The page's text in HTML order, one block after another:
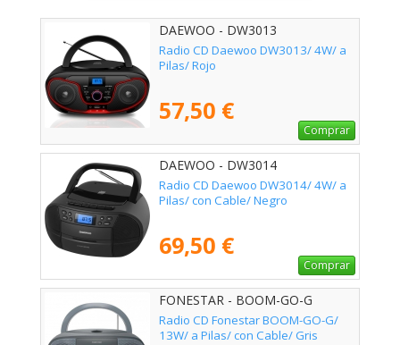
DAEWOO - DW3013
Radio CD Daewoo DW3013/ 4W/ a
Pilas/ Rojo
57,50 €
Comprar
DAEWOO - DW3014
Radio CD Daewoo DW3014/ 4W/ a
Pilas/ con Cable/ Negro
69,50 €
Comprar
FONESTAR - BOOM-GO-G
Radio CD Fonestar BOOM-GO-G/
13W/ a Pilas/ con Cable/ Gris